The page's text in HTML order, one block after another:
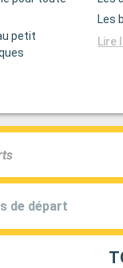
petit
Les
Lire
de départ